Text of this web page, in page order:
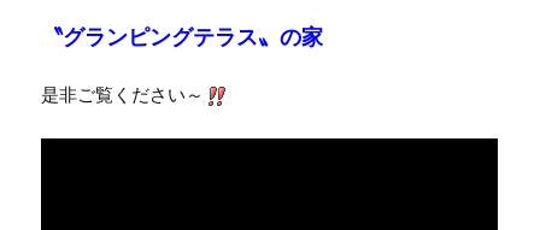
〝グランピングテラス〟の家
是非ご覧ください～